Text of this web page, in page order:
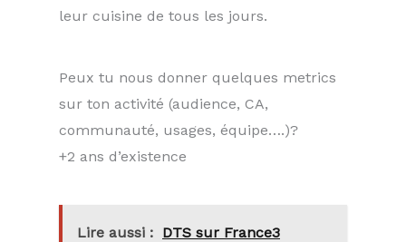
leur cuisine de tous les jours.
Peux tu nous donner quelques metrics
sur ton activité (audience, CA,
communauté, usages, équipe….)?
+2 ans d’existence
Lire aussi : DTS sur France3